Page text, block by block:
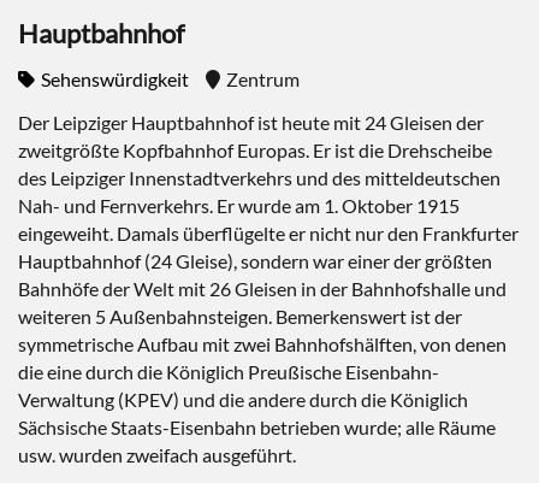
Hauptbahnhof
Sehenswürdigkeit
Zentrum
Der Leipziger Hauptbahnhof ist heute mit 24 Gleisen der
zweitgrößte Kopfbahnhof Europas. Er ist die Drehscheibe
des Leipziger Innenstadtverkehrs und des mitteldeutschen
Nah- und Fernverkehrs. Er wurde am 1. Oktober 1915
eingeweiht. Damals überflügelte er nicht nur den Frankfurter
Hauptbahnhof (24 Gleise), sondern war einer der größten
Bahnhöfe der Welt mit 26 Gleisen in der Bahnhofshalle und
weiteren 5 Außenbahnsteigen. Bemerkenswert ist der
symmetrische Aufbau mit zwei Bahnhofshälften, von denen
die eine durch die Königlich Preußische Eisenbahn-
Verwaltung (KPEV) und die andere durch die Königlich
Sächsische Staats-Eisenbahn betrieben wurde; alle Räume
usw. wurden zweifach ausgeführt.